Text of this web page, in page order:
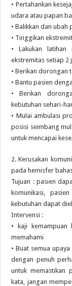
• Pertahankan
udara atau papan
• Balikkan dan ubah
• Tinggikan
• Lakukan
ekstremitas setiap 2
• Berikan dorongan
• Bantu pasien
• Berikan
kebutuhan sehari-
• Mulai ambulasi
posisi seimbang
untuk mencapai
2. Kerusakan
pada hemisfer
Tujuan : pasien
komunikasi,
kebutuhan dapat
Intervensi :
• kaji kemampuan
memahami
• Buat semua
dengan penuh
untuk memastikan
kata, jangan